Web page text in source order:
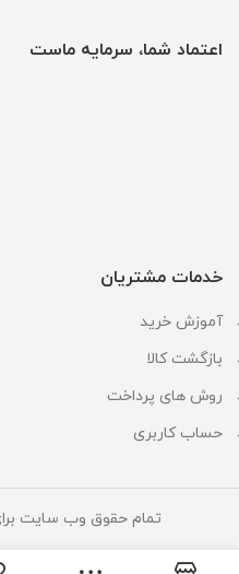
اعتماد شما، سرمایه ماست
خدمات مشتریان
آموزش خرید
بازگشت کالا
روش های پرداخت
حساب کاربری
تمام حقوق وب سایت